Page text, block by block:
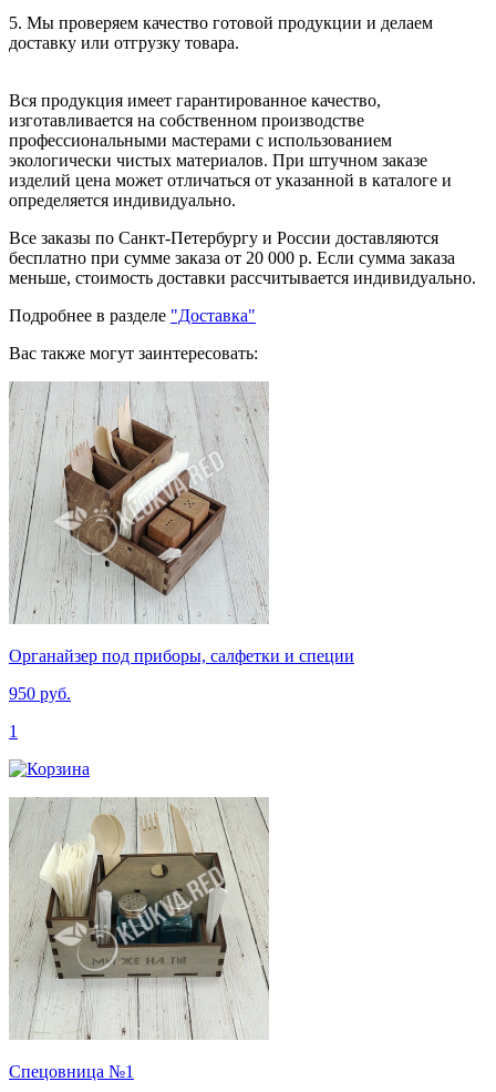
5. Мы проверяем качество готовой продукции и делаем
доставку или отгрузку товара.
Вся продукция имеет гарантированное качество,
изготавливается на собственном производстве
профессиональными мастерами с использованием
экологически чистых материалов. При штучном заказе
изделий цена может отличаться от указанной в каталоге и
определяется индивидуально.
Все заказы по Санкт-Петербургу и России доставляются
бесплатно при сумме заказа от 20 000 р. Если сумма заказа
меньше, стоимость доставки рассчитывается индивидуально.
Подробнее в разделе "Доставка"
Вас также могут заинтересовать:
Органайзер под приборы, салфетки и специи
950 руб.
1
Спецовница №1